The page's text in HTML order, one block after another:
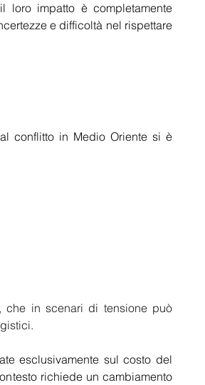
loro impatto è completamente
e difficoltà nel rispettare
conflitto in Medio Oriente si è
che in scenari di tensione può
esclusivamente sul costo del
richiede un cambiamento